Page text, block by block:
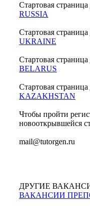
Стартовая
RUSSIA
Стартовая
UKRAINE
Стартовая
BELARUS
Стартовая
KAZAKHSTAN
Чтобы пройти
новооткрывшейся
mail@tutorgen.ru
ДРУГИЕ
ВАКАНСИИ